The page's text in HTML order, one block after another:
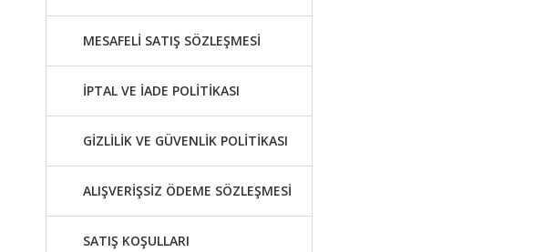
MESAFELİ SATIŞ SÖZLEŞMESİ
İPTAL VE İADE POLİTİKASI
GİZLİLİK VE GÜVENLİK POLİTİKASI
ALIŞVERİŞSİZ ÖDEME SÖZLEŞMESİ
SATIŞ KOŞULLARI